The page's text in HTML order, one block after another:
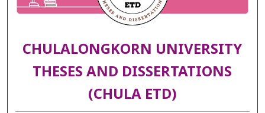
CHULALONGKORN UNIVERSITY
THESES AND DISSERTATIONS
(CHULA ETD)